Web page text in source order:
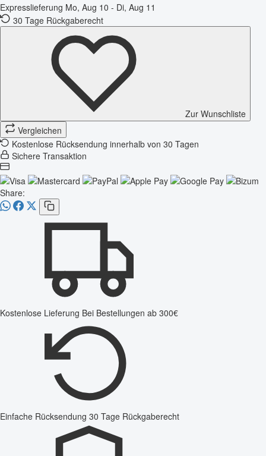
Expresslieferung Mo, Aug 10 - Di, Aug 11
30 Tage Rückgaberecht
Zur Wunschliste
Vergleichen
Kostenlose Rücksendung innerhalb von 30 Tagen
Sichere Transaktion
Share:
Kostenlose Lieferung Bei Bestellungen ab 300€
Einfache Rücksendung 30 Tage Rückgaberecht